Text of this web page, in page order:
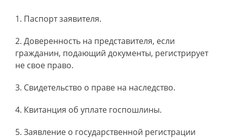
Паспорт заявителя.
Доверенность на представителя, если
гражданин, подающий документы, регистрирует
не свое право.
Свидетельство о праве на наследство.
Квитанция об уплате госпошлины.
Заявление о государственной регистрации